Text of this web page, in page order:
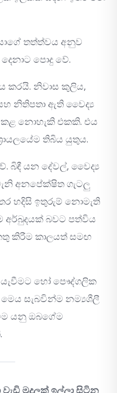
තත්ත්වය අනුව
පොදු වේ.
කරයි. නිවාස කුලිය,
නිතිපතා ඇති වෛද්‍ය
කළ නොහැකි එකකි. එය
තිබිය යුතුය.
බිඳී යන දේවල්, වෛද්‍ය
අනපේක්ෂිත ගැටලු
හදිසි ඉතුරුම් නොමැති
බවට පත්විය
කිරීම කාලයත් සමඟ
හෝ පෞද්ගලික
සැබවින්ම නම්‍යශීලී
යනු ඔබගේම
මුදලක් ඉල්ලා සිටින